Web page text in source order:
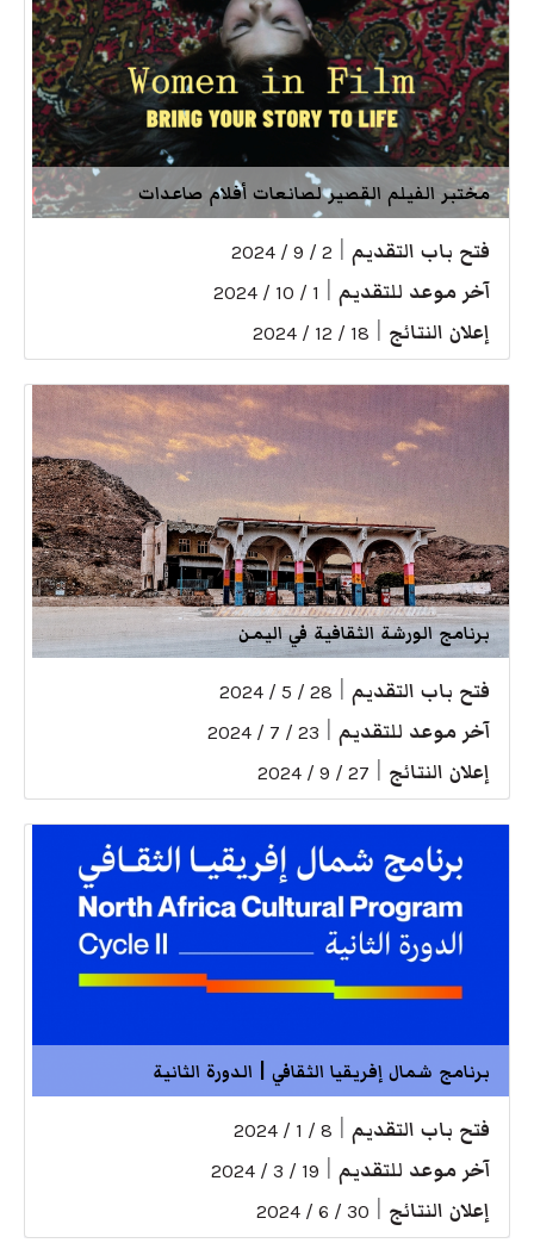
مختبر الفيلم القصير لصانعات أفلام صاعدات
فتح باب التقديم 2 / 9 / 2024
آخر موعد للتقديم 1 / 10 / 2024
إعلان النتائج 18 / 12 / 2024
برنامج الورشة الثقافية في اليمن
فتح باب التقديم 28 / 5 / 2024
آخر موعد للتقديم 23 / 7 / 2024
إعلان النتائج 27 / 9 / 2024
برنامج شمال إفريقيا الثقافي | الدورة الثانية
فتح باب التقديم 8 / 1 / 2024
آخر موعد للتقديم 19 / 3 / 2024
إعلان النتائج 30 / 6 / 2024